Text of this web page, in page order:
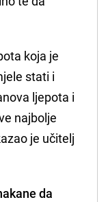
koja je
stati i
ljepota i
najbolje
je učitelj
da